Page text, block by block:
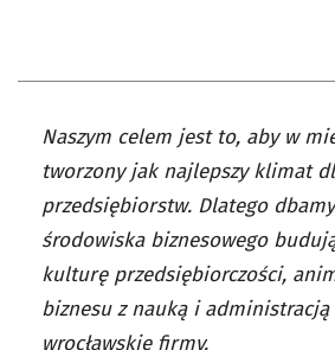
Naszym celem jest to, aby w
tworzony jak najlepszy klimat
przedsiębiorstw. Dlatego
środowiska biznesowego
kulturę przedsiębiorczości,
biznesu z nauką i
wrocławskie firmy.